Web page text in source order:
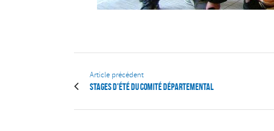
Article précédent
Stages d'Été du Comité Départemental